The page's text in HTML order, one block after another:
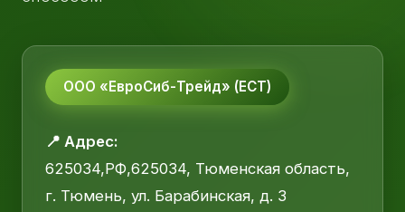
ООО «ЕвроСиб-Трейд» (ЕСТ)
📍 Адрес:
625034,РФ,625034, Тюменская область,
г. Тюмень, ул. Барабинская, д. 3